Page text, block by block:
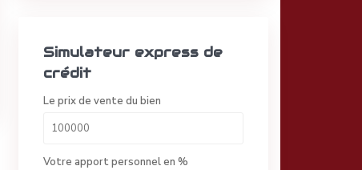
Simulateur express de
crédit
Le prix de vente du bien
Votre apport personnel en %